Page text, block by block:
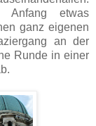
Anfang etwas
ganz eigenen
an der
Runde in einer